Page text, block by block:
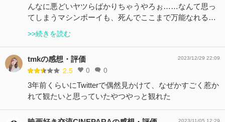
んなに悪どいヤツらばかりちゃうやろぉ……なんて思っ
てしまうマシンボーイも、死んでここまで万能なれる…
>>続きを読む
tmkの感想・評価
2.5 0 0
2023/12/29 22:09
3年前くらいにTwitterで偶然見かけて、なぜかすごく惹か
れて観たいと思っていたやつやっと観れた
2023/11/05 12:29